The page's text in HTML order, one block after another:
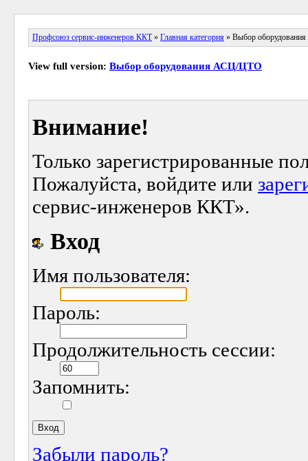
Профсоюз сервис-инженеров ККТ» Главная категория » Выбор
View full version: Выбор оборудования АСЦ/ЦТО
Внимание!
Только зарегистрированные
Пожалуйста, войдите или
сервис-инженеров ККТ».
Вход
Имя пользователя:
Пароль:
Продолжительность сессии:
Запомнить:
Забыли пароль?